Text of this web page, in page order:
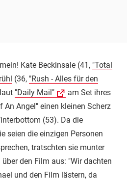
Kate Beckinsale (41, "Total
(36, "Rush - Alles für den
"Daily Mail"
am Set ihres
An Angel" einen kleinen Scherz
(53). Da die
seien die einzigen Personen
tratschten sie munter
den Film aus: "Wir dachten
und den Film lästern, da